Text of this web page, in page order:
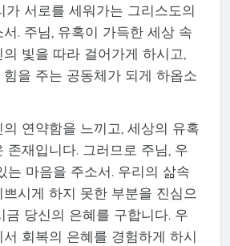
가 서로를 세워가는 그리스도의
. 주님, 유혹이 가득한 세상 속
빛을 따라 걸어가게 하시고,
을 주는 공동체가 되게 하옵소
연약함을 느끼고, 세상의 유혹
존재입니다. 그러므로 주님, 우
는 마음을 주소서. 우리의 삶속
시게 하지 못한 부분을 진심으
금 당신의 은혜를 구합니다. 우
회복의 은혜를 경험하게 하시